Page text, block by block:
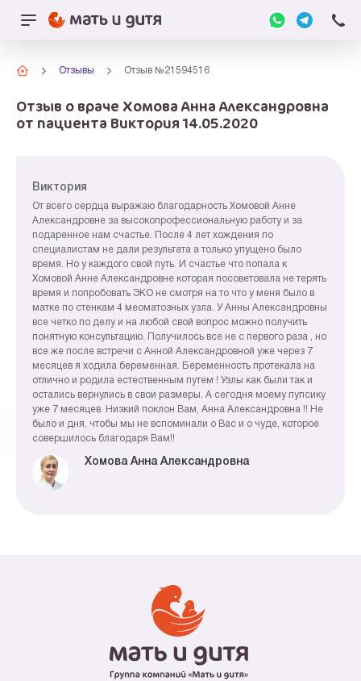
Отзывы Отзыв №21594516
Отзыв о враче Хомова Анна Александровна
от пациента Виктория 14.05.2020
Виктория
От всего сердца выражаю благодарность Хомовой Анне
Александровне за высокопрофессиональную работу и за
подаренное нам счастье. После 4 лет хождения по
специалистам не дали результата а только упущено было
время. Но у каждого свой путь. И счастье что попала к
Хомовой Анне Александровне которая посоветовала не терять
время и попробовать ЭКО не смотря на то что у меня было в
матке по стенкам 4 меоматозных узла. У Анны Александровны
все четко по делу и на любой свой вопрос можно получить
понятную консультацию. Получилось все не с первого раза , но
все же после встречи с Анной Александровной уже через 7
месяцев я ходила беременная. Беременность протекала на
отлично и родила естественным путем ! Узлы как были так и
остались вернулись в свои размеры. А сегодня моему пупсику
уже 7 месяцев. Низкий поклон Вам, Анна Александровна !! Не
было и дня, чтобы мы не вспоминали о Вас и о чуде, которое
совершилось благодаря Вам!!
Хомова Анна Александровна